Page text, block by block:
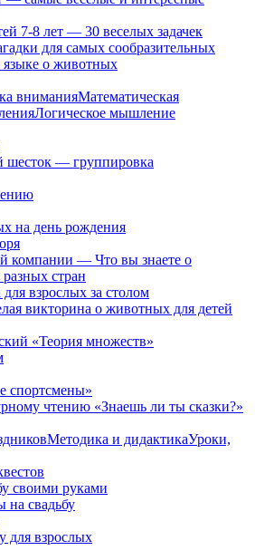
7-8 лет — 30 веселых задачек
для самых сообразительных
языке о животных
вниманияМатематическая
Логическое мышление
шесток — группировка
на день рождения
компании — Что вы знаете о
стран
взрослых за столом
викторина о животных для детей
«Теория множеств»
спортсмены»
чтению «Знаешь ли ты сказки?»
Методика и дидактикаУроки,
своими руками
на свадьбу
для взрослых